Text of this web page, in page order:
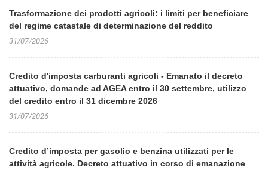
Trasformazione dei prodotti agricoli: i limiti per beneficiare
del regime catastale di determinazione del reddito
31/07/2026
Credito d'imposta carburanti agricoli - Emanato il decreto
attuativo, domande ad AGEA entro il 30 settembre, utilizzo
del credito entro il 31 dicembre 2026
31/07/2026
Credito d’imposta per gasolio e benzina utilizzati per le
attività agricole. Decreto attuativo in corso di emanazione